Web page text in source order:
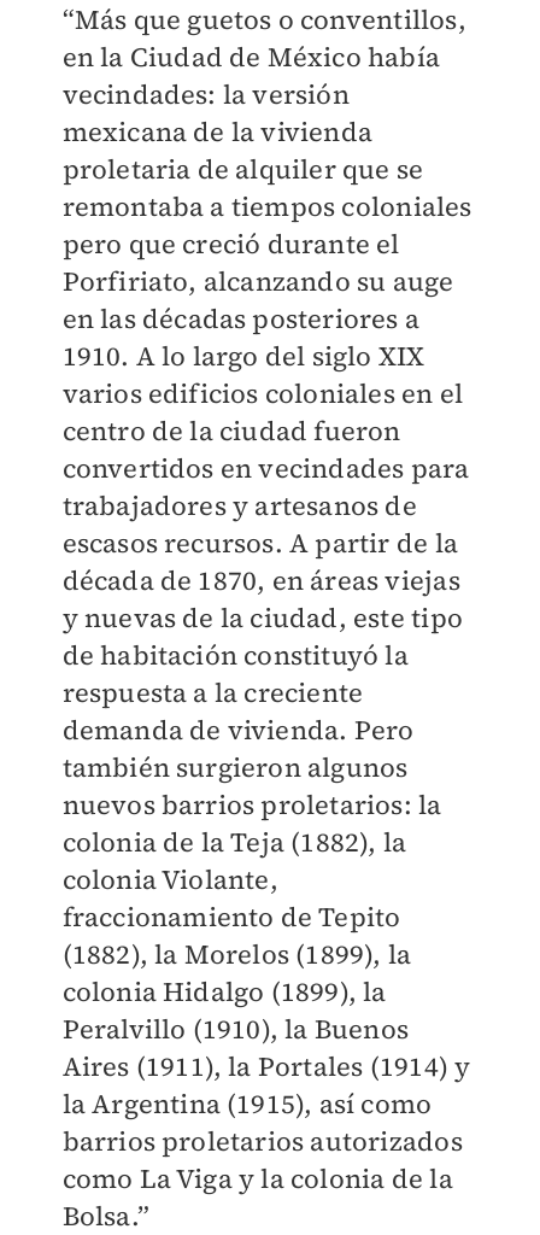
“Más que guetos o conventillos,
en la Ciudad de México había
vecindades: la versión
mexicana de la vivienda
proletaria de alquiler que se
remontaba a tiempos coloniales
pero que creció durante el
Porfiriato, alcanzando su auge
en las décadas posteriores a
1910. A lo largo del siglo XIX
varios edificios coloniales en el
centro de la ciudad fueron
convertidos en vecindades para
trabajadores y artesanos de
escasos recursos. A partir de la
década de 1870, en áreas viejas
y nuevas de la ciudad, este tipo
de habitación constituyó la
respuesta a la creciente
demanda de vivienda. Pero
también surgieron algunos
nuevos barrios proletarios: la
colonia de la Teja (1882), la
colonia Violante,
fraccionamiento de Tepito
(1882), la Morelos (1899), la
colonia Hidalgo (1899), la
Peralvillo (1910), la Buenos
Aires (1911), la Portales (1914) y
la Argentina (1915), así como
barrios proletarios autorizados
como La Viga y la colonia de la
Bolsa.”